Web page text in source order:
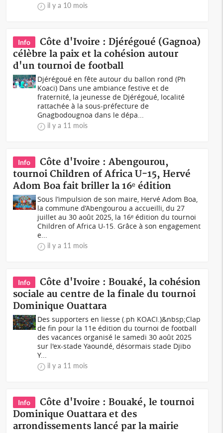
il y a 10 mois
Info
Côte d'Ivoire : Djérégoué (Gagnoa)
célèbre la paix et la cohésion autour
d'un tournoi de football
Djérégoué en fête autour du ballon rond (Ph
Koaci) Dans une ambiance festive et de
fraternité, la jeunesse de Djérégoué, localité
rattachée à la sous-préfecture de
Gnagbodougnoa dans le dépa...
il y a 11 mois
Info
Côte d'Ivoire : Abengourou,
tournoi Children of Africa U-15, Hervé
Adom Boa fait briller la 16ᵉ édition
Sous l’impulsion de son maire, Hervé Adom Boa,
la commune d’Abengourou a accueilli, du 27
juillet au 30 août 2025, la 16ᵉ édition du tournoi
Children of Africa U-15. Grâce à son engagement
e...
il y a 11 mois
Info
Côte d'Ivoire : Bouaké, la cohésion
sociale au centre de la finale du tournoi
Dominique Ouattara
Des supporters en liesse (.ph KOACI.)&nbsp;Clap
de fin pour la 11e édition du tournoi de football
des vacances organisé le samedi 30 août 2025
sur l'ex-stade Yaoundé, désormais stade Djibo
Y...
il y a 11 mois
Info
Côte d'Ivoire : Bouaké, le tournoi
Dominique Ouattara et des
arrondissements lancé par la mairie